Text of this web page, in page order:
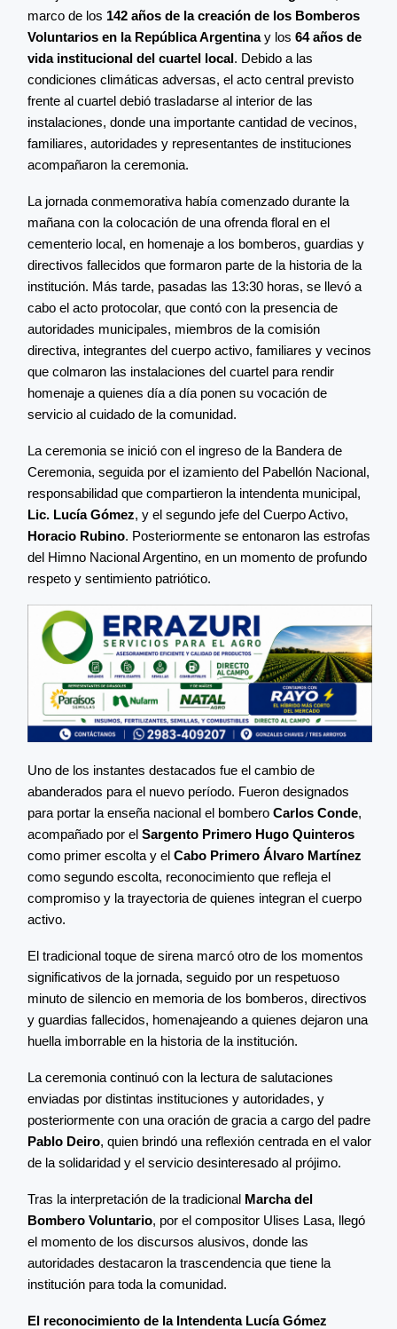
marco de los 142 años de la creación de los Bomberos
Voluntarios en la República Argentinay los 64 años de
vida institucional del cuartel local. Debido a las
condiciones climáticas adversas, el acto central previsto
frente al cuartel debió trasladarse al interior de las
instalaciones, donde una importante cantidad de vecinos,
familiares, autoridades y representantes de instituciones
acompañaron la ceremonia.
La jornada conmemorativa había comenzado durante la
mañana con la colocación de una ofrenda floral en el
cementerio local, en homenaje a los bomberos, guardias y
directivos fallecidos que formaron parte de la historia de la
institución. Más tarde, pasadas las 13:30 horas, se llevó a
cabo el acto protocolar, que contó con la presencia de
autoridades municipales, miembros de la comisión
directiva, integrantes del cuerpo activo, familiares y vecinos
que colmaron las instalaciones del cuartel para rendir
homenaje a quienes día a día ponen su vocación de
servicio al cuidado de la comunidad.
La ceremonia se inició con el ingreso de la Bandera de
Ceremonia, seguida por el izamiento del Pabellón Nacional,
responsabilidad que compartieron la intendenta municipal,
Lic. Lucía Gómez, y el segundo jefe del Cuerpo Activo,
Horacio Rubino. Posteriormente se entonaron las estrofas
del Himno Nacional Argentino, en un momento de profundo
respeto y sentimiento patriótico.
Uno de los instantes destacados fue el cambio de
abanderados para el nuevo período. Fueron designados
para portar la enseña nacional el bombero Carlos Conde,
acompañado por el Sargento Primero Hugo Quinteros
como primer escolta y el Cabo Primero Álvaro Martínez
como segundo escolta, reconocimiento que refleja el
compromiso y la trayectoria de quienes integran el cuerpo
activo.
El tradicional toque de sirena marcó otro de los momentos
significativos de la jornada, seguido por un respetuoso
minuto de silencio en memoria de los bomberos, directivos
y guardias fallecidos, homenajeando a quienes dejaron una
huella imborrable en la historia de la institución.
La ceremonia continuó con la lectura de salutaciones
enviadas por distintas instituciones y autoridades, y
posteriormente con una oración de gracia a cargo del padre
Pablo Deiro, quien brindó una reflexión centrada en el valor
de la solidaridad y el servicio desinteresado al prójimo.
Tras la interpretación de la tradicional Marcha del
Bombero Voluntario, por el compositor Ulises Lasa, llegó
el momento de los discursos alusivos, donde las
autoridades destacaron la trascendencia que tiene la
institución para toda la comunidad.
El reconocimiento de la Intendenta Lucía Gómez